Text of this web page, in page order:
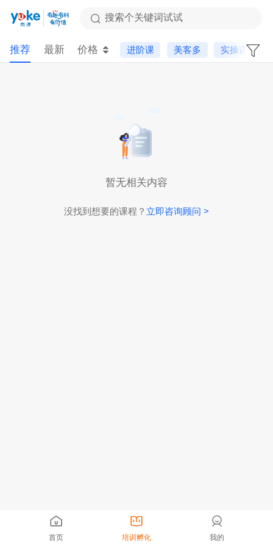
搜索个关键词试试
推荐 最新 价格 进阶课 美客多 实操课
暂无相关内容
没找到想要的课程？ 立即咨询顾问 >
首页 培训孵化 我的